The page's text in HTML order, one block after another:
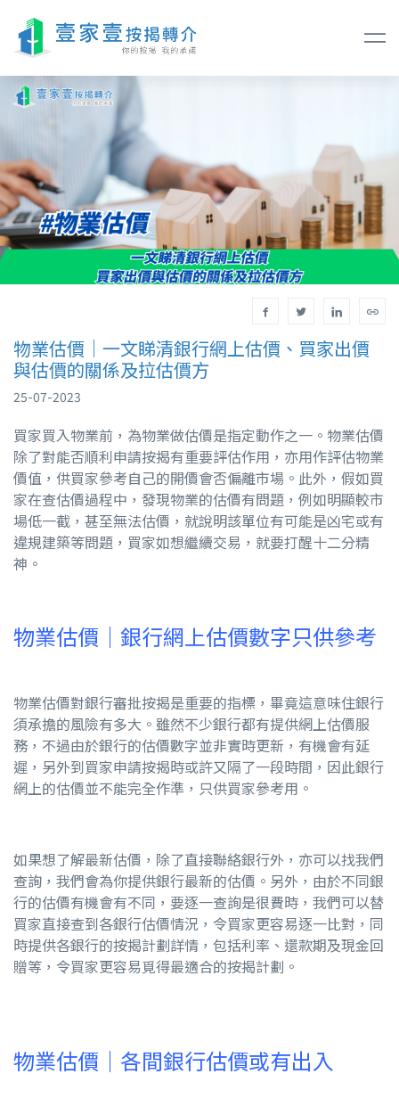
物業估價｜一文睇清銀行網上估價、買家出價
與估價的關係及拉估價方
25-07-2023
買家買入物業前，為物業做估價是指定動作之一。物業估價
除了對能否順利申請按揭有重要評估作用，亦用作評估物業
價值，供買家參考自己的開價會否偏離市場。此外，假如買
家在查估價過程中，發現物業的估價有問題，例如明顯較市
場低一截，甚至無法估價，就說明該單位有可能是凶宅或有
違規建築等問題，買家如想繼續交易，就要打醒十二分精
神。
物業估價｜銀行網上估價數字只供參考
物業估價對銀行審批按揭是重要的指標，畢竟這意味住銀行
須承擔的風險有多大。雖然不少銀行都有提供網上估價服
務，不過由於銀行的估價數字並非實時更新，有機會有延
遲，另外到買家申請按揭時或許又隔了一段時間，因此銀行
網上的估價並不能完全作準，只供買家參考用。
如果想了解最新估價，除了直接聯絡銀行外，亦可以找我們
查詢，我們會為你提供銀行最新的估價。另外，由於不同銀
行的估價有機會有不同，要逐一查詢是很費時，我們可以替
買家直接查到各銀行估價情況，令買家更容易逐一比對，同
時提供各銀行的按揭計劃詳情，包括利率、還款期及現金回
贈等，令買家更容易覓得最適合的按揭計劃。
物業估價｜各間銀行估價或有出入